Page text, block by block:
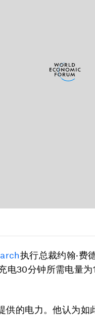
执行总裁约翰·费
电30分钟所需电量
供的电力。他认为如